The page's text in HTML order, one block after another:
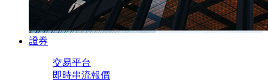
證券
交易平台
即時串流報價